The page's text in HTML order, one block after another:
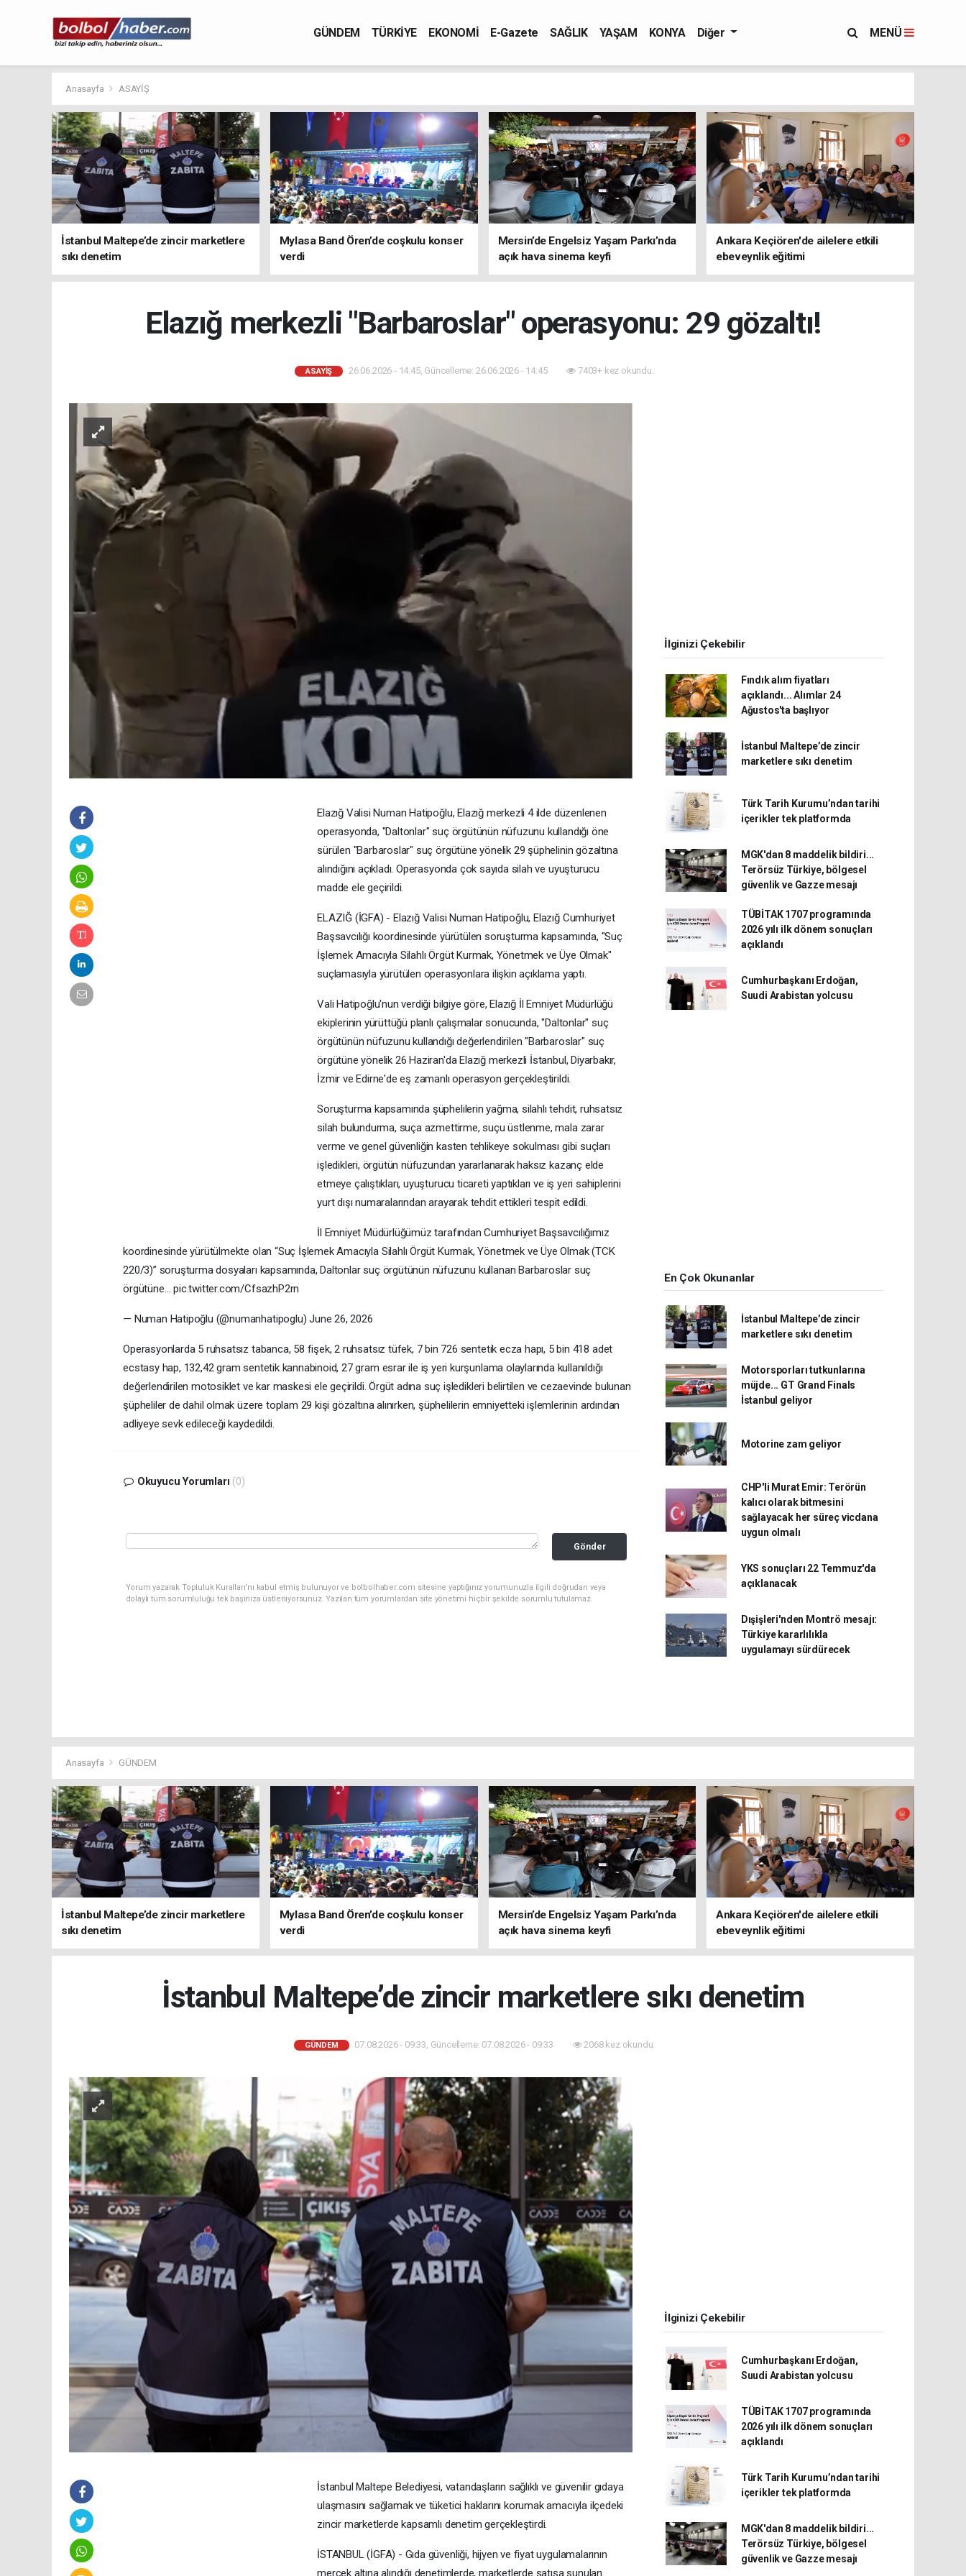
GÜNDEM TÜRKİYE EKONOMİ E-Gazete SAĞLIK YAŞAM KONYA Diğer MENÜ
Anasayfa ASAYİŞ
İstanbul Maltepe’de zincir marketlere
sıkı denetim
Mylasa Band Ören’de coşkulu konser
verdi
Mersin’de Engelsiz Yaşam Parkı’nda
açık hava sinema keyfi
Ankara Keçiören'de ailelere etkili
ebeveynlik eğitimi
Elazığ merkezli "Barbaroslar" operasyonu: 29 gözaltı!
ASAYİŞ 26.06.2026 - 14:45, Güncelleme: 26.06.2026 - 14:45 7403+ kez okundu.
Elazığ Valisi Numan Hatipoğlu, Elazığ merkezli 4 ilde düzenlenen
operasyonda, "Daltonlar" suç örgütünün nüfuzunu kullandığı öne
sürülen "Barbaroslar" suç örgütüne yönelik 29 şüphelinin gözaltına
alındığını açıkladı. Operasyonda çok sayıda silah ve uyuşturucu
madde ele geçirildi.
ELAZIĞ (İGFA) - Elazığ Valisi Numan Hatipoğlu, Elazığ Cumhuriyet
Başsavcılığı koordinesinde yürütülen soruşturma kapsamında, "Suç
İşlemek Amacıyla Silahlı Örgüt Kurmak, Yönetmek ve Üye Olmak"
suçlamasıyla yürütülen operasyonlara ilişkin açıklama yaptı.
Vali Hatipoğlu'nun verdiği bilgiye göre, Elazığ İl Emniyet Müdürlüğü
ekiplerinin yürüttüğü planlı çalışmalar sonucunda, "Daltonlar" suç
örgütünün nüfuzunu kullandığı değerlendirilen "Barbaroslar" suç
örgütüne yönelik 26 Haziran'da Elazığ merkezli İstanbul, Diyarbakır,
İzmir ve Edirne'de eş zamanlı operasyon gerçekleştirildi.
Soruşturma kapsamında şüphelilerin yağma, silahlı tehdit, ruhsatsız
silah bulundurma, suça azmettirme, suçu üstlenme, mala zarar
verme ve genel güvenliğin kasten tehlikeye sokulması gibi suçları
işledikleri, örgütün nüfuzundan yararlanarak haksız kazanç elde
etmeye çalıştıkları, uyuşturucu ticareti yaptıkları ve iş yeri sahiplerini
yurt dışı numaralarından arayarak tehdit ettikleri tespit edildi.
İl Emniyet Müdürlüğümüz tarafından Cumhuriyet Başsavcılığımız
koordinesinde yürütülmekte olan “Suç İşlemek Amacıyla Silahlı Örgüt Kurmak, Yönetmek ve Üye Olmak (TCK
220/3)” soruşturma dosyaları kapsamında, Daltonlar suç örgütünün nüfuzunu kullanan Barbaroslar suç
örgütüne… pic.twitter.com/CfsazhP2rn
— Numan Hatipoğlu (@numanhatipoglu) June 26, 2026
Operasyonlarda 5 ruhsatsız tabanca, 58 fişek, 2 ruhsatsız tüfek, 7 bin 726 sentetik ecza hapı, 5 bin 418 adet
ecstasy hap, 132,42 gram sentetik kannabinoid, 27 gram esrar ile iş yeri kurşunlama olaylarında kullanıldığı
değerlendirilen motosiklet ve kar maskesi ele geçirildi. Örgüt adına suç işledikleri belirtilen ve cezaevinde bulunan
şüpheliler de dahil olmak üzere toplam 29 kişi gözaltına alınırken, şüphelilerin emniyetteki işlemlerinin ardından
adliyeye sevk edileceği kaydedildi.
Okuyucu Yorumları (0)
Gönder
Yorum yazarak Topluluk Kuralları’nı kabul etmiş bulunuyor ve bolbolhaber.com sitesine yaptığınız yorumunuzla ilgili doğrudan veya
dolaylı tüm sorumluluğu tek başınıza üstleniyorsunuz. Yazılan tüm yorumlardan site yönetimi hiçbir şekilde sorumlu tutulamaz.
İlginizi Çekebilir
Fındık alım fiyatları
açıklandı... Alımlar 24
Ağustos'ta başlıyor
İstanbul Maltepe’de zincir
marketlere sıkı denetim
Türk Tarih Kurumu’ndan tarihi
içerikler tek platformda
MGK'dan 8 maddelik bildiri...
Terörsüz Türkiye, bölgesel
güvenlik ve Gazze mesajı
TÜBİTAK 1707 programında
2026 yılı ilk dönem sonuçları
açıklandı
Cumhurbaşkanı Erdoğan,
Suudi Arabistan yolcusu
En Çok Okunanlar
İstanbul Maltepe’de zincir
marketlere sıkı denetim
Motorsporları tutkunlarına
müjde... GT Grand Finals
İstanbul geliyor
Motorine zam geliyor
CHP'li Murat Emir: Terörün
kalıcı olarak bitmesini
sağlayacak her süreç vicdana
uygun olmalı
YKS sonuçları 22 Temmuz'da
açıklanacak
Dışişleri'nden Montrö mesajı:
Türkiye kararlılıkla
uygulamayı sürdürecek
Anasayfa GÜNDEM
İstanbul Maltepe’de zincir marketlere
sıkı denetim
Mylasa Band Ören’de coşkulu konser
verdi
Mersin’de Engelsiz Yaşam Parkı’nda
açık hava sinema keyfi
Ankara Keçiören'de ailelere etkili
ebeveynlik eğitimi
İstanbul Maltepe’de zincir marketlere sıkı denetim
GÜNDEM 07.08.2026 - 09:33, Güncelleme: 07.08.2026 - 09:33 2068 kez okundu.
İstanbul Maltepe Belediyesi, vatandaşların sağlıklı ve güvenilir gıdaya
ulaşmasını sağlamak ve tüketici haklarını korumak amacıyla ilçedeki
zincir marketlerde kapsamlı denetim gerçekleştirdi.
İSTANBUL (İGFA) - Gıda güvenliği, hijyen ve fiyat uygulamalarının
mercek altına alındığı denetimlerde, marketlerde satışa sunulan
İlginizi Çekebilir
Cumhurbaşkanı Erdoğan,
Suudi Arabistan yolcusu
TÜBİTAK 1707 programında
2026 yılı ilk dönem sonuçları
açıklandı
Türk Tarih Kurumu’ndan tarihi
içerikler tek platformda
MGK'dan 8 maddelik bildiri...
Terörsüz Türkiye, bölgesel
güvenlik ve Gazze mesajı